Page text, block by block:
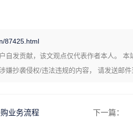
87425.html
自发贡献，该文观点仅代表作者本人。
嫌抄袭侵权/违法违规的内容， 请发送邮件
业务流程 下一篇：